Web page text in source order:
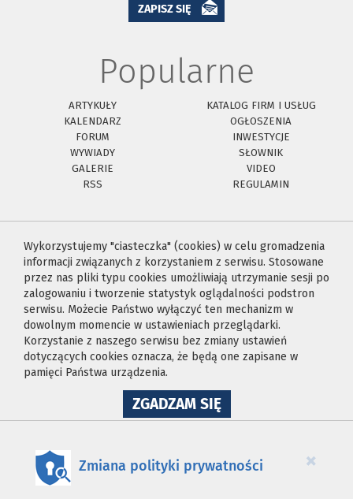
ZAPISZ SIĘ
Popularne
ARTYKUŁY
KATALOG FIRM I USŁUG
KALENDARZ
OGŁOSZENIA
FORUM
INWESTYCJE
WYWIADY
SŁOWNIK
GALERIE
VIDEO
RSS
REGULAMIN
Wykorzystujemy "ciasteczka" (cookies) w celu gromadzenia
informacji związanych z korzystaniem z serwisu. Stosowane
przez nas pliki typu cookies umożliwiają utrzymanie sesji po
zalogowaniu i tworzenie statystyk oglądalności podstron
serwisu. Możecie Państwo wyłączyć ten mechanizm w
dowolnym momencie w ustawieniach przeglądarki.
Korzystanie z naszego serwisu bez zmiany ustawień
dotyczących cookies oznacza, że będą one zapisane w
pamięci Państwa urządzenia.
ZGADZAM SIĘNA
WYKORZYSTANIE
×
Zmiana polityki prywatności